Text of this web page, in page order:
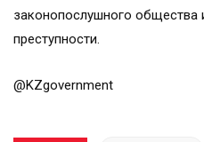
законопослушного общества
преступности.
@KZgovernment